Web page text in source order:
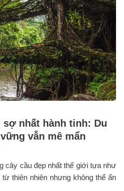
sợ nhất hành tinh: Du
vẫn mê mẩn
cây cầu đẹp nhất thế giới tựa như
thiên nhiên nhưng không thể ẩn